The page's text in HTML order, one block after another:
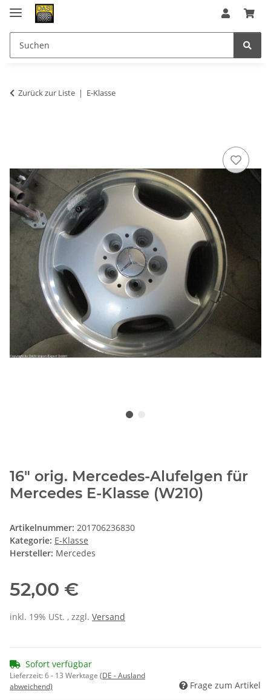
Zurück zur Liste E-Klasse
16" orig. Mercedes-Alufelgen für
Mercedes E-Klasse (W210)
Artikelnummer: 201706236830
Kategorie: E-Klasse
Hersteller: Mercedes
52,00 €
inkl. 19% USt. , zzgl. Versand
Sofort verfügbar
Lieferzeit:6 - 13 Werktage (DE - Ausland
abweichend)
Frage zum Artikel